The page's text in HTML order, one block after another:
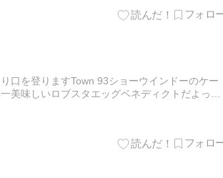
口を登りますTown 93ショーウインドーのケー
美味しいロブスタエッグベネディクトだよっ